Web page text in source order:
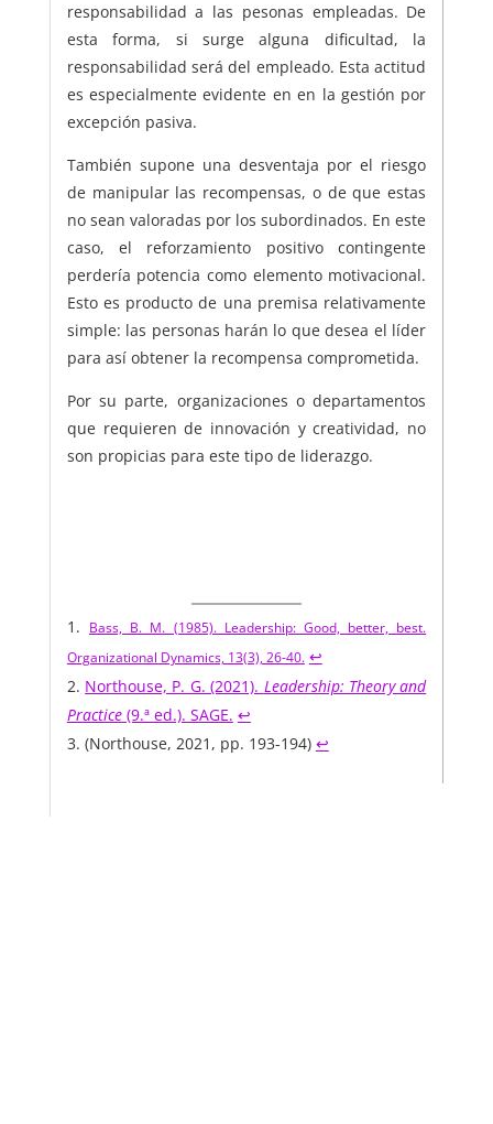
responsabilidad a las pesonas empleadas. De
esta forma, si surge alguna dificultad, la
responsabilidad será del empleado. Esta actitud
es especialmente evidente en en la gestión por
excepción pasiva.
También supone una desventaja por el riesgo
de manipular las recompensas, o de que estas
no sean valoradas por los subordinados. En este
caso, el reforzamiento positivo contingente
perdería potencia como elemento motivacional.
Esto es producto de una premisa relativamente
simple: las personas harán lo que desea el líder
para así obtener la recompensa comprometida.
Por su parte, organizaciones o departamentos
que requieren de innovación y creatividad, no
son propicias para este tipo de liderazgo.
Bass, B. M. (1985). Leadership: Good, better, best.
Organizational Dynamics, 13(3), 26-40. ↩︎
Northouse, P. G. (2021). Leadership: Theory and
Practice(9.ª ed.). SAGE. ↩︎
(Northouse, 2021, pp. 193-194) ↩︎